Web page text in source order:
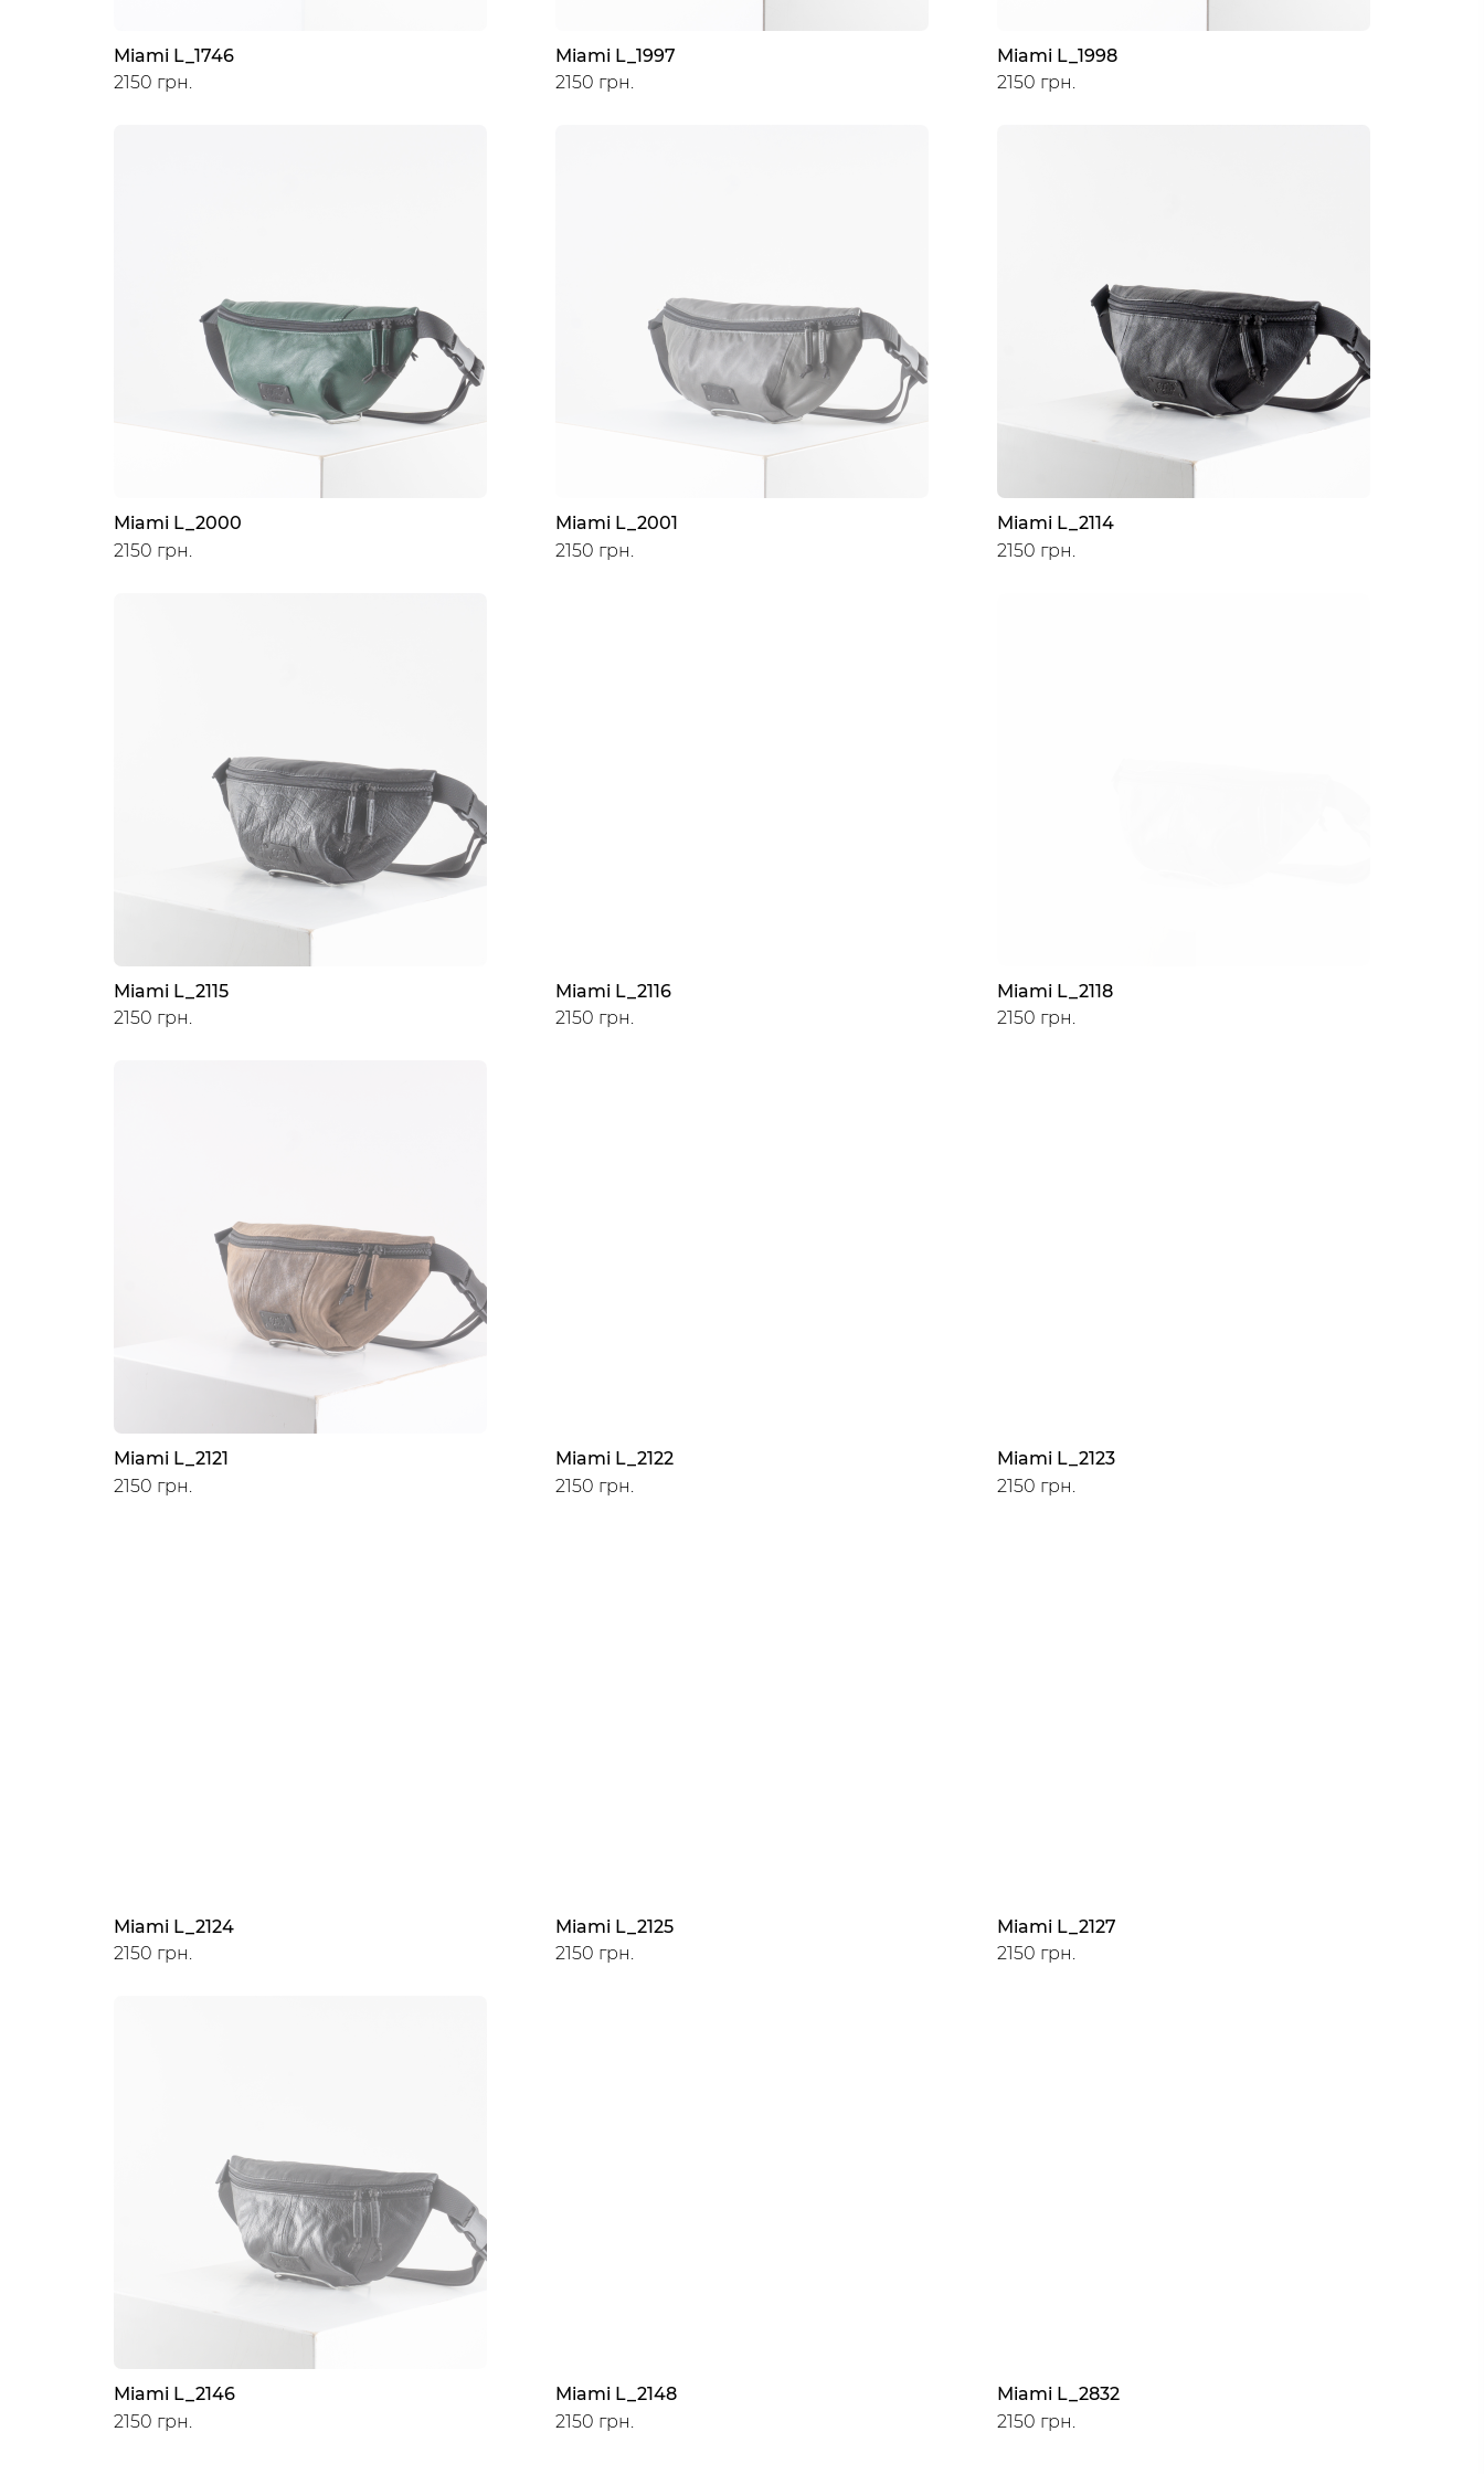
Miami L_1746
2150 грн.
Miami L_1997
2150 грн.
Miami L_1998
2150 грн.
Miami L_2000
2150 грн.
Miami L_2001
2150 грн.
Miami L_2114
2150 грн.
Miami L_2115
2150 грн.
Miami L_2116
2150 грн.
Miami L_2118
2150 грн.
Miami L_2121
2150 грн.
Miami L_2122
2150 грн.
Miami L_2123
2150 грн.
Miami L_2124
2150 грн.
Miami L_2125
2150 грн.
Miami L_2127
2150 грн.
Miami L_2146
2150 грн.
Miami L_2148
2150 грн.
Miami L_2832
2150 грн.